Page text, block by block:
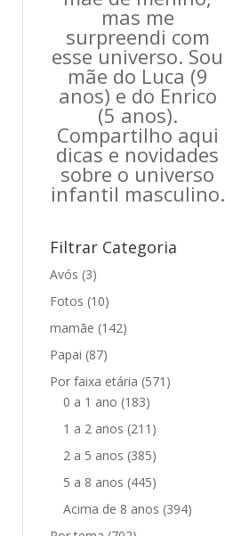
mas me
surpreendi com
esse universo. Sou
mãe do Luca (9
anos) e do Enrico
(5 anos).
Compartilho aqui
dicas e novidades
sobre o universo
infantil masculino.
Filtrar Categoria
Avós (3)
Fotos (10)
mamãe (142)
Papai (87)
Por faixa etária (571)
0 a 1 ano (183)
1 a 2 anos (211)
2 a 5 anos (385)
5 a 8 anos (445)
Acima de 8 anos (394)